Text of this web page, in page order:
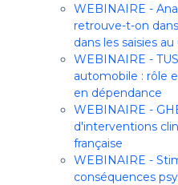
WEBINAIRE -
retrouve-t-on
dans les saisies
WEBINAIRE -
automobile : rôle
en dépendance
WEBINAIRE -
d'interventions
française
WEBINAIRE -
conséquences